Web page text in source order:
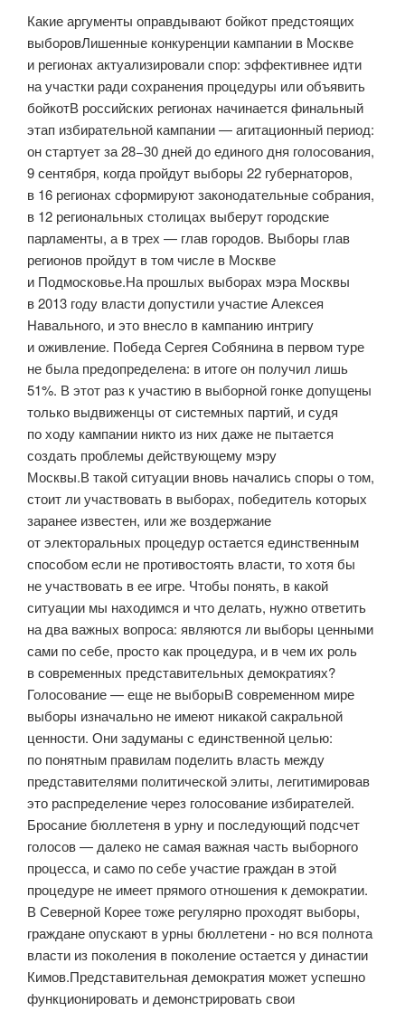
Какие аргументы оправдывают бойкот предстоящих
выборовЛишенные конкуренции кампании в Москве
и регионах актуализировали спор: эффективнее идти
на участки ради сохранения процедуры или объявить
бойкотВ российских регионах начинается финальный
этап избирательной кампании — агитационный период:
он стартует за 28−30 дней до единого дня голосования,
9 сентября, когда пройдут выборы 22 губернаторов,
в 16 регионах сформируют законодательные собрания,
в 12 региональных столицах выберут городские
парламенты, а в трех — глав городов. Выборы глав
регионов пройдут в том числе в Москве
и Подмосковье.На прошлых выборах мэра Москвы
в 2013 году власти допустили участие Алексея
Навального, и это внесло в кампанию интригу
и оживление. Победа Сергея Собянина в первом туре
не была предопределена: в итоге он получил лишь
51%. В этот раз к участию в выборной гонке допущены
только выдвиженцы от системных партий, и судя
по ходу кампании никто из них даже не пытается
создать проблемы действующему мэру
Москвы.В такой ситуации вновь начались споры о том,
стоит ли участвовать в выборах, победитель которых
заранее известен, или же воздержание
от электоральных процедур остается единственным
способом если не противостоять власти, то хотя бы
не участвовать в ее игре. Чтобы понять, в какой
ситуации мы находимся и что делать, нужно ответить
на два важных вопроса: являются ли выборы ценными
сами по себе, просто как процедура, и в чем их роль
в современных представительных демократиях?
Голосование — еще не выборыВ современном мире
выборы изначально не имеют никакой сакральной
ценности. Они задуманы с единственной целью:
по понятным правилам поделить власть между
представителями политической элиты, легитимировав
это распределение через голосование избирателей.
Бросание бюллетеня в урну и последующий подсчет
голосов — далеко не самая важная часть выборного
процесса, и само по себе участие граждан в этой
процедуре не имеет прямого отношения к демократии.
В Северной Корее тоже регулярно проходят выборы,
граждане опускают в урны бюллетени ­- но вся полнота
власти из поколения в поколение остается у династии
Кимов.Представительная демократия может успешно
функционировать и демонстрировать свои